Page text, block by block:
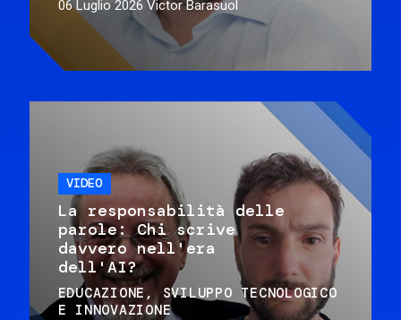
06 Luglio 2026 Victor Barasuol
VIDEO
La responsabilità delle
parole: Chi scrive
davvero nell'era
dell'AI?
EDUCAZIONE
SVILUPPO TECNOLOGICO
E INNOVAZIONE